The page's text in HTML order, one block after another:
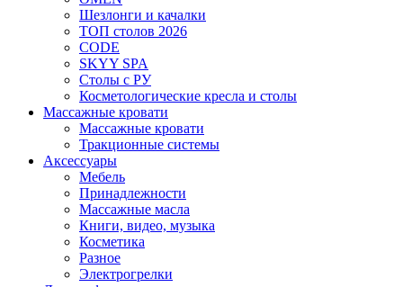
Шезлонги и качалки
ТОП столов 2026
CODE
SKYY SPA
Столы с РУ
Косметологические кресла и столы
Массажные кровати
Массажные кровати
Тракционные системы
Аксессуары
Мебель
Принадлежности
Массажные масла
Книги, видео, музыка
Косметика
Разное
Электрогрелки